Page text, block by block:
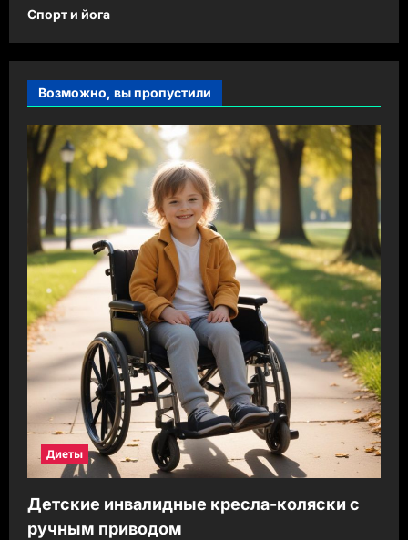
Спорт и йога
Возможно, вы пропустили
Диеты
Детские инвалидные кресла-коляски с
ручным приводом